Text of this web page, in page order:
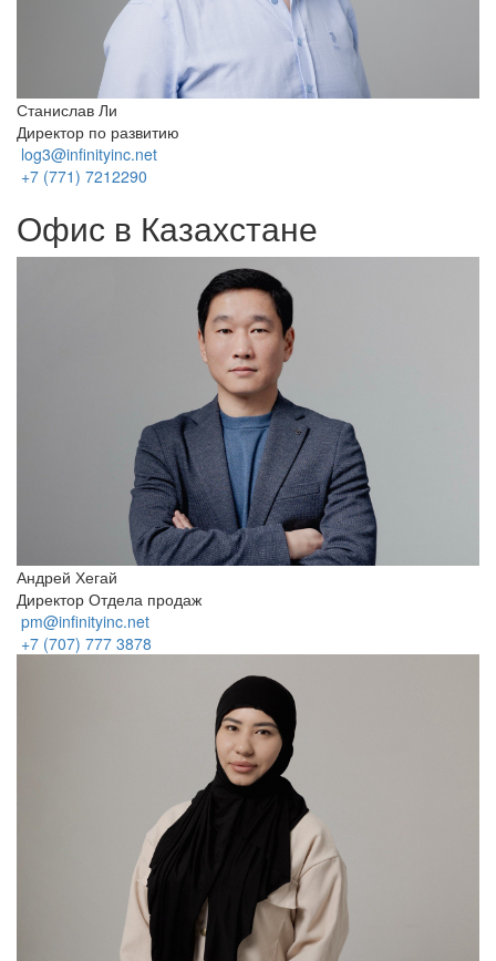
Станислав Ли
Директор по развитию
log3@infinityinc.net
+7 (771) 7212290
Офис в Казахстане
Андрей Хегай
Директор Отдела продаж
pm@infinityinc.net
+7 (707) 777 3878